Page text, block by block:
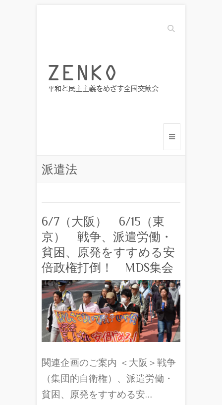
Search
派遣法
6/7（大阪） 6/15（東
京） 戦争、派遣労働・
貧困、原発をすすめる安
倍政権打倒！ MDS集会
関連企画のご案内 ＜大阪＞戦争
（集団的自衛権）、派遣労働・
貧困、原発をすすめる安…